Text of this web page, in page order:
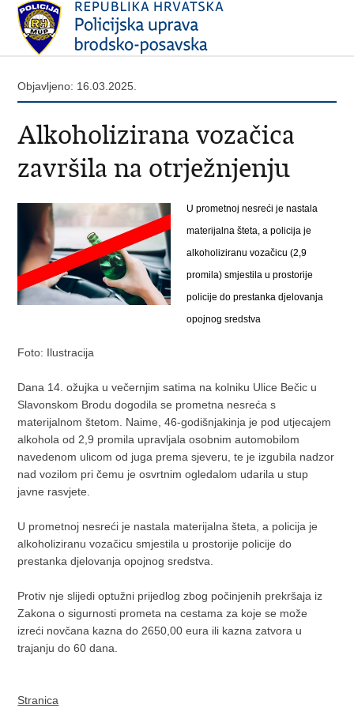
Objavljeno: 16.03.2025.
Alkoholizirana vozačica
završila na otrježnjenju
U prometnoj nesreći je nastala
materijalna šteta, a policija je
alkoholiziranu vozačicu (2,9
promila) smjestila u prostorije
policije do prestanka djelovanja
opojnog sredstva
Foto: Ilustracija
Dana 14. ožujka u večernjim satima na kolniku Ulice Bečic u
Slavonskom Brodu dogodila se prometna nesreća s
materijalnom štetom. Naime, 46-godišnjakinja je pod utjecajem
alkohola od 2,9 promila upravljala osobnim automobilom
navedenom ulicom od juga prema sjeveru, te je izgubila nadzor
nad vozilom pri čemu je osvrtnim ogledalom udarila u stup
javne rasvjete.
U prometnoj nesreći je nastala materijalna šteta, a policija je
alkoholiziranu vozačicu smjestila u prostorije policije do
prestanka djelovanja opojnog sredstva.
Protiv nje slijedi optužni prijedlog zbog počinjenih prekršaja iz
Zakona o sigurnosti prometa na cestama za koje se može
izreći novčana kazna do 2650,00 eura ili kazna zatvora u
trajanju do 60 dana.
Stranica